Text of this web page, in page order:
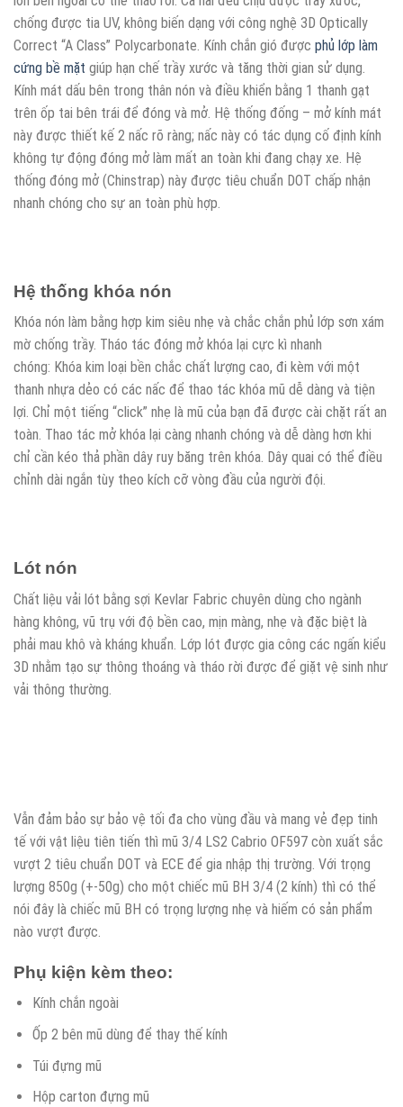
chống được tia UV, không biến dạng với công nghệ 3D Optically
Correct “A Class” Polycarbonate. Kính chắn gió được phủ lớp làm
cứng bề mặt giúp hạn chế trầy xước và tăng thời gian sử dụng.
Kính mát dấu bên trong thân nón và điều khiển bằng 1 thanh gạt
trên ốp tai bên trái để đóng và mở. Hệ thống đống – mở kính mát
này được thiết kế 2 nấc rõ ràng; nấc này có tác dụng cố định kính
không tự động đóng mở làm mất an toàn khi đang chạy xe. Hệ
thống đóng mở (Chinstrap) này được tiêu chuẩn DOT chấp nhận
nhanh chóng cho sự an toàn phù hợp.
Hệ thống khóa nón
Khóa nón làm bằng hợp kim siêu nhẹ và chắc chắn phủ lớp sơn xám
mờ chống trầy. Tháo tác đóng mở khóa lại cực kì nhanh
chóng: Khóa kim loại bền chắc chất lượng cao, đi kèm với một
thanh nhựa dẻo có các nấc để thao tác khóa mũ dễ dàng và tiện
lợi. Chỉ một tiếng “click” nhẹ là mũ của bạn đã được cài chặt rất an
toàn. Thao tác mở khóa lại càng nhanh chóng và dễ dàng hơn khi
chỉ cần kéo thả phần dây ruy băng trên khóa. Dây quai có thể điều
chỉnh dài ngắn tùy theo kích cỡ vòng đầu của người đội.
Lót nón
Chất liệu vải lót bằng sợi Kevlar Fabric chuyên dùng cho ngành
hàng không, vũ trụ với độ bền cao, mịn màng, nhẹ và đặc biệt là
phải mau khô và kháng khuẩn. Lớp lót được gia công các ngấn kiểu
3D nhằm tạo sự thông thoáng và tháo rời được để giặt vệ sinh như
vải thông thường.
Vẫn đảm bảo sự bảo vệ tối đa cho vùng đầu và mang vẻ đẹp tinh
tế với vật liệu tiên tiến thì mũ 3/4 LS2 Cabrio OF597 còn xuất sắc
vượt 2 tiêu chuẩn DOT và ECE để gia nhập thị trường. Với trọng
lượng 850g (+-50g) cho một chiếc mũ BH 3/4 (2 kính) thì có thể
nói đây là chiếc mũ BH có trọng lượng nhẹ và hiếm có sản phẩm
nào vượt được.
Phụ kiện kèm theo:
Kính chắn ngoài
Ốp 2 bên mũ dùng để thay thế kính
Túi đựng mũ
Hộp carton đựng mũ